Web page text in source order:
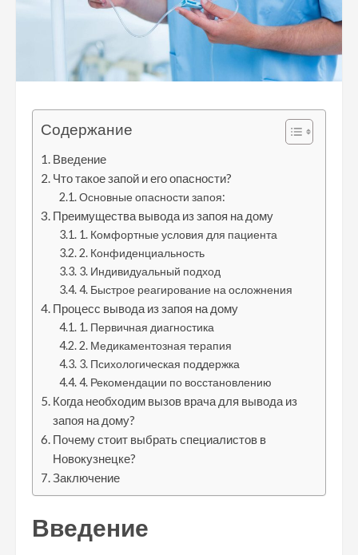
Содержание
Введение
Что такое запой и его опасности?
Основные опасности запоя:
Преимущества вывода из запоя на дому
1. Комфортные условия для пациента
2. Конфиденциальность
3. Индивидуальный подход
4. Быстрое реагирование на осложнения
Процесс вывода из запоя на дому
1. Первичная диагностика
2. Медикаментозная терапия
3. Психологическая поддержка
4. Рекомендации по восстановлению
Когда необходим вызов врача для вывода из
запоя на дому?
Почему стоит выбрать специалистов в
Новокузнецке?
Заключение
Введение